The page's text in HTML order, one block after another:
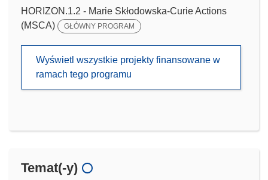
HORIZON.1.2 - Marie Skłodowska-Curie Actions
(MSCA)
GŁÓWNY PROGRAM
Wyświetl wszystkie projekty finansowane w
ramach tego programu
Temat(-y)